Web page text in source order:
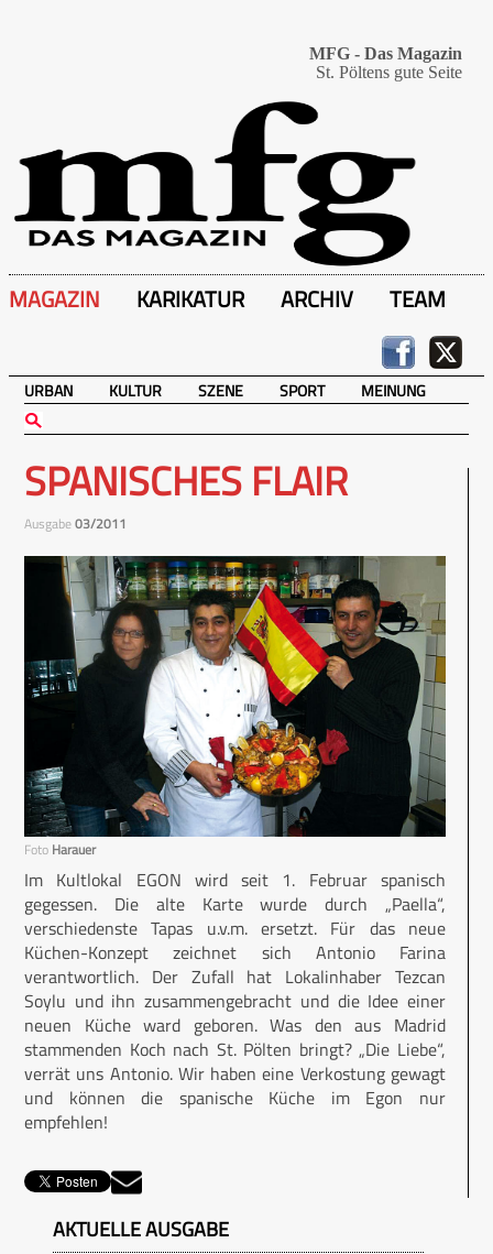
MFG - Das Magazin
St. Pöltens gute Seite
MAGAZIN KARIKATUR ARCHIV TEAM
URBAN KULTUR SZENE SPORT MEINUNG
SPANISCHES FLAIR
Ausgabe03/2011
Foto Harauer
Im Kultlokal EGON wird seit 1. Februar spanisch
gegessen. Die alte Karte wurde durch „Paella“,
verschiedenste Tapas u.v.m. ersetzt. Für das neue
Küchen-Konzept zeichnet sich Antonio Farina
verantwortlich. Der Zufall hat Lokalinhaber Tezcan
Soylu und ihn zusammengebracht und die Idee einer
neuen Küche ward geboren. Was den aus Madrid
stammenden Koch nach St. Pölten bringt? „Die Liebe“,
verrät uns Antonio. Wir haben eine Verkostung gewagt
und können die spanische Küche im Egon nur
empfehlen!
AKTUELLE AUSGABE